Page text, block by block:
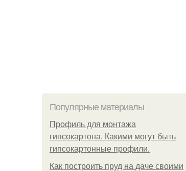
Популярные материалы
Профиль для монтажа
гипсокартона. Какими могут быть
гипсокартонные профили.
Как построить пруд на даче своими